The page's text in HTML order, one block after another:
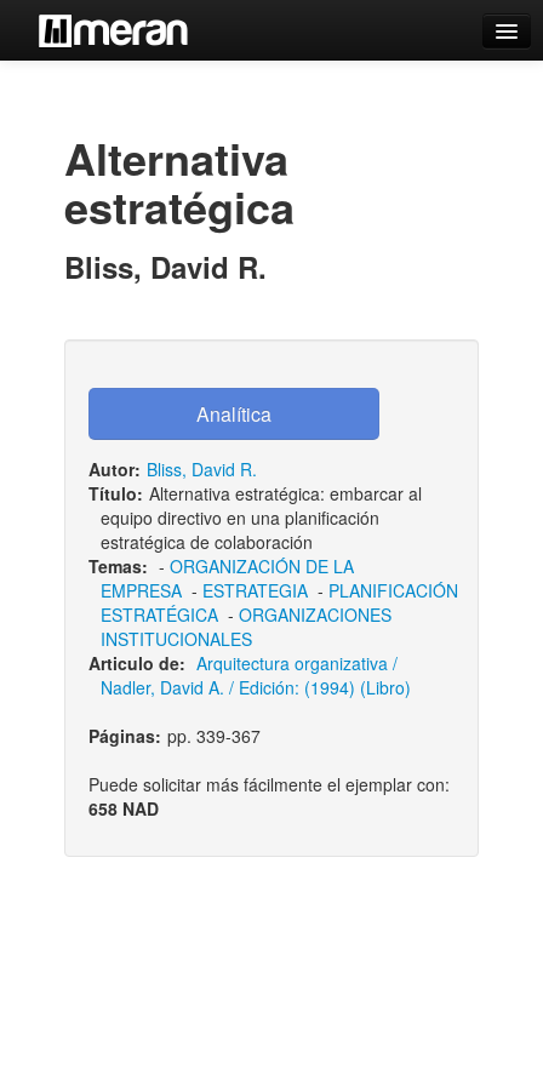
Estantes Virtuales
Iniciar sesión
Alternativa
estratégica
Bliss, David R.
Autor: Bliss, David R.
Título: Alternativa estratégica: embarcar al
equipo directivo en una planificación
estratégica de colaboración
Temas: - ORGANIZACIÓN DE LA
EMPRESA- ESTRATEGIA- PLANIFICACIÓN
ESTRATÉGICA- ORGANIZACIONES
INSTITUCIONALES
Articulo de: Arquitectura organizativa /
Nadler, David A. / Edición: (1994) (Libro)
Páginas: pp. 339-367
Puede solicitar más fácilmente el ejemplar con:
658 NAD